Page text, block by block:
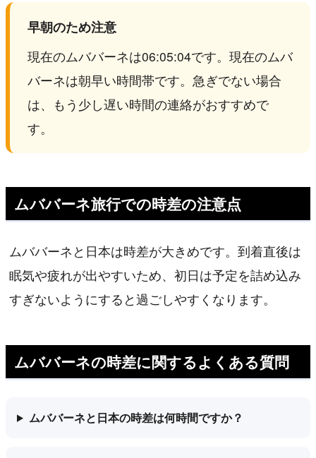
早朝のため注意
現在のムババーネは06:05:04です。現在のムバ
バーネは朝早い時間帯です。急ぎでない場合
は、もう少し遅い時間の連絡がおすすめで
す。
ムババーネ旅行での時差の注意点
ムババーネと日本は時差が大きめです。到着直後は
眠気や疲れが出やすいため、初日は予定を詰め込み
すぎないようにすると過ごしやすくなります。
ムババーネの時差に関するよくある質問
ムババーネと日本の時差は何時間ですか？